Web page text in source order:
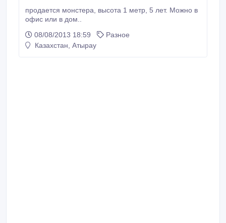
продается монстера, высота 1 метр, 5 лет. Можно в
офис или в дом..
08/08/2013 18:59
Разное
Казахстан, Атырау